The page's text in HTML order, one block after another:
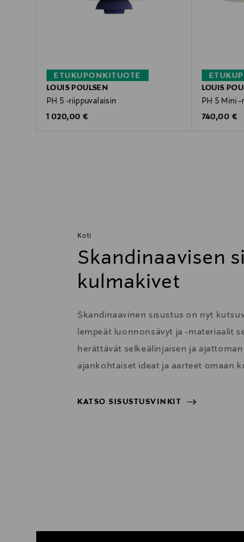
ETUKUPONKITUOTE
LOUIS POULSEN
PH 5 -riippuvalaisin
Original Price
1 020,00 €
LOUIS
PH 5 Mini -
Original
740,00 €
Koti
Skandinaavisen
kulmakivet
Skandinaavinen sisustus on nyt
lempeät luonnonsävyt ja -materiaalit
herättävät selkeälinjaisen ja
ajankohtaiset ideat ja aarteet omaan
KATSO SISUSTUSVINKIT